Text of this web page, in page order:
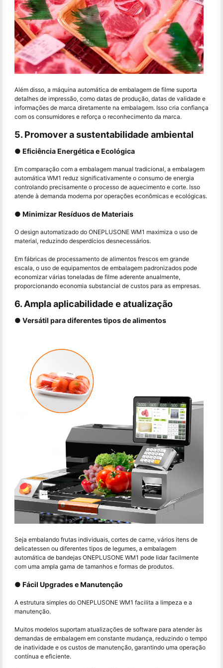
Além disso, a máquina automática de embalagem de filme suporta
detalhes de impressão, como datas de produção, datas de validade e
informações de marca diretamente na embalagem. Isso cria confiança
com os consumidores e reforça o reconhecimento da marca.
5. Promover a sustentabilidade ambiental
● Eficiência Energética e Ecológica
Em comparação com a embalagem manual tradicional, a embalagem
automática WM1 reduz significativamente o consumo de energia
controlando precisamente o processo de aquecimento e corte. Isso
atende à demanda moderna por operações econômicas e ecológicas.
● Minimizar Resíduos de Materiais
O design automatizado do ONEPLUSONE WM1 maximiza o uso de
material, reduzindo desperdícios desnecessários.
Em fábricas de processamento de alimentos frescos em grande
escala, o uso de equipamentos de embalagem padronizados pode
economizar várias toneladas de filme aderente anualmente,
proporcionando economia substancial de custos para as empresas.
6. Ampla aplicabilidade e atualização
● Versátil para diferentes tipos de alimentos
Seja embalando frutas individuais, cortes de carne, vários itens de
delicatessen ou diferentes tipos de legumes, a embalagem
automática de bandejas ONEPLUSONE WM1 pode lidar facilmente
com uma ampla gama de tamanhos e formas de produtos.
● Fácil Upgrades e Manutenção
A estrutura simples do ONEPLUSONE WM1 facilita a limpeza e a
manutenção.
Muitos modelos suportam atualizações de software para atender às
demandas de embalagem em constante mudança, reduzindo o tempo
de inatividade e os custos de manutenção, garantindo uma operação
contínua e eficiente.